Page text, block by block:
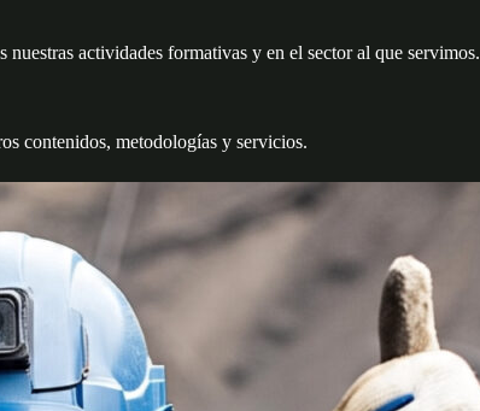
actividades formativas y en el sector al que servimos.
contenidos, metodologías y servicios.